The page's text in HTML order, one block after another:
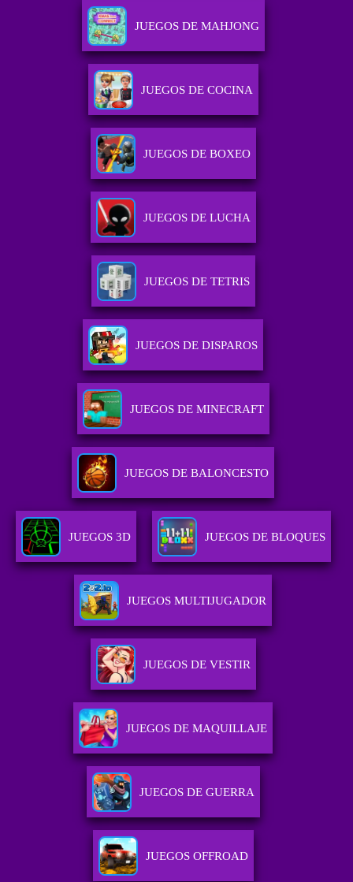
JUEGOS DE MAHJONG
JUEGOS DE COCINA
JUEGOS DE BOXEO
JUEGOS DE LUCHA
JUEGOS DE TETRIS
JUEGOS DE DISPAROS
JUEGOS DE MINECRAFT
JUEGOS DE BALONCESTO
JUEGOS 3D JUEGOS DE BLOQUES
JUEGOS MULTIJUGADOR
JUEGOS DE VESTIR
JUEGOS DE MAQUILLAJE
JUEGOS DE GUERRA
JUEGOS OFFROAD